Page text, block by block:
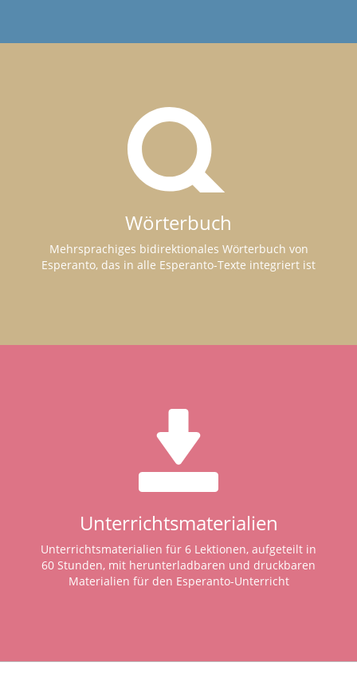
Wörterbuch
Mehrsprachiges bidirektionales Wörterbuch von
Esperanto, das in alle Esperanto-Texte integriert ist
Unterrichtsmaterialien
Unterrichtsmaterialien für 6 Lektionen, aufgeteilt in
60 Stunden, mit herunterladbaren und druckbaren
Materialien für den Esperanto-Unterricht